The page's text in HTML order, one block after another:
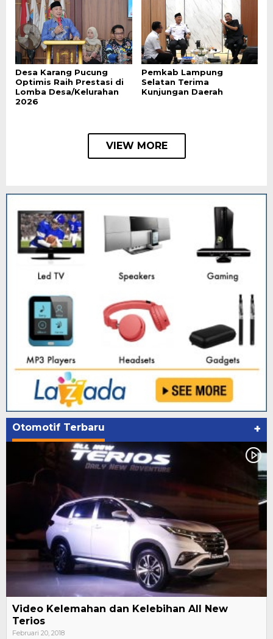
Desa Karang Pucung
Optimis Raih Prestasi di
Lomba Desa/Kelurahan
2026
Pemkab Lampung
Selatan Terima
Kunjungan Daerah
VIEW MORE
Otomotif Terbaru +
Video Kelemahan dan Kelebihan All New
Terios
Februari 20, 2018